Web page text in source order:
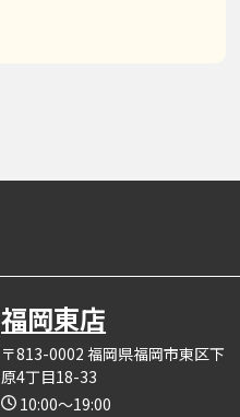
福岡東店
〒813-0002 福岡県福岡市東区下
原4丁目18-33
10:00～19:00